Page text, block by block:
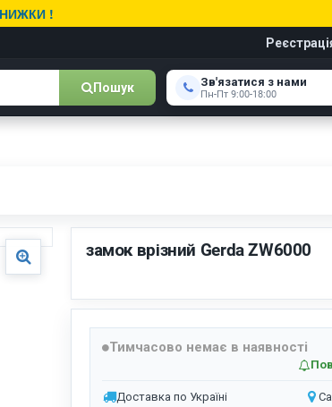
!
Пошук Зв'язатися з нами
Пн-Пт 9:00-18:00
замок врізний Gerda ZW6000
Тимчасово немає в наявності
Доставка по Україні